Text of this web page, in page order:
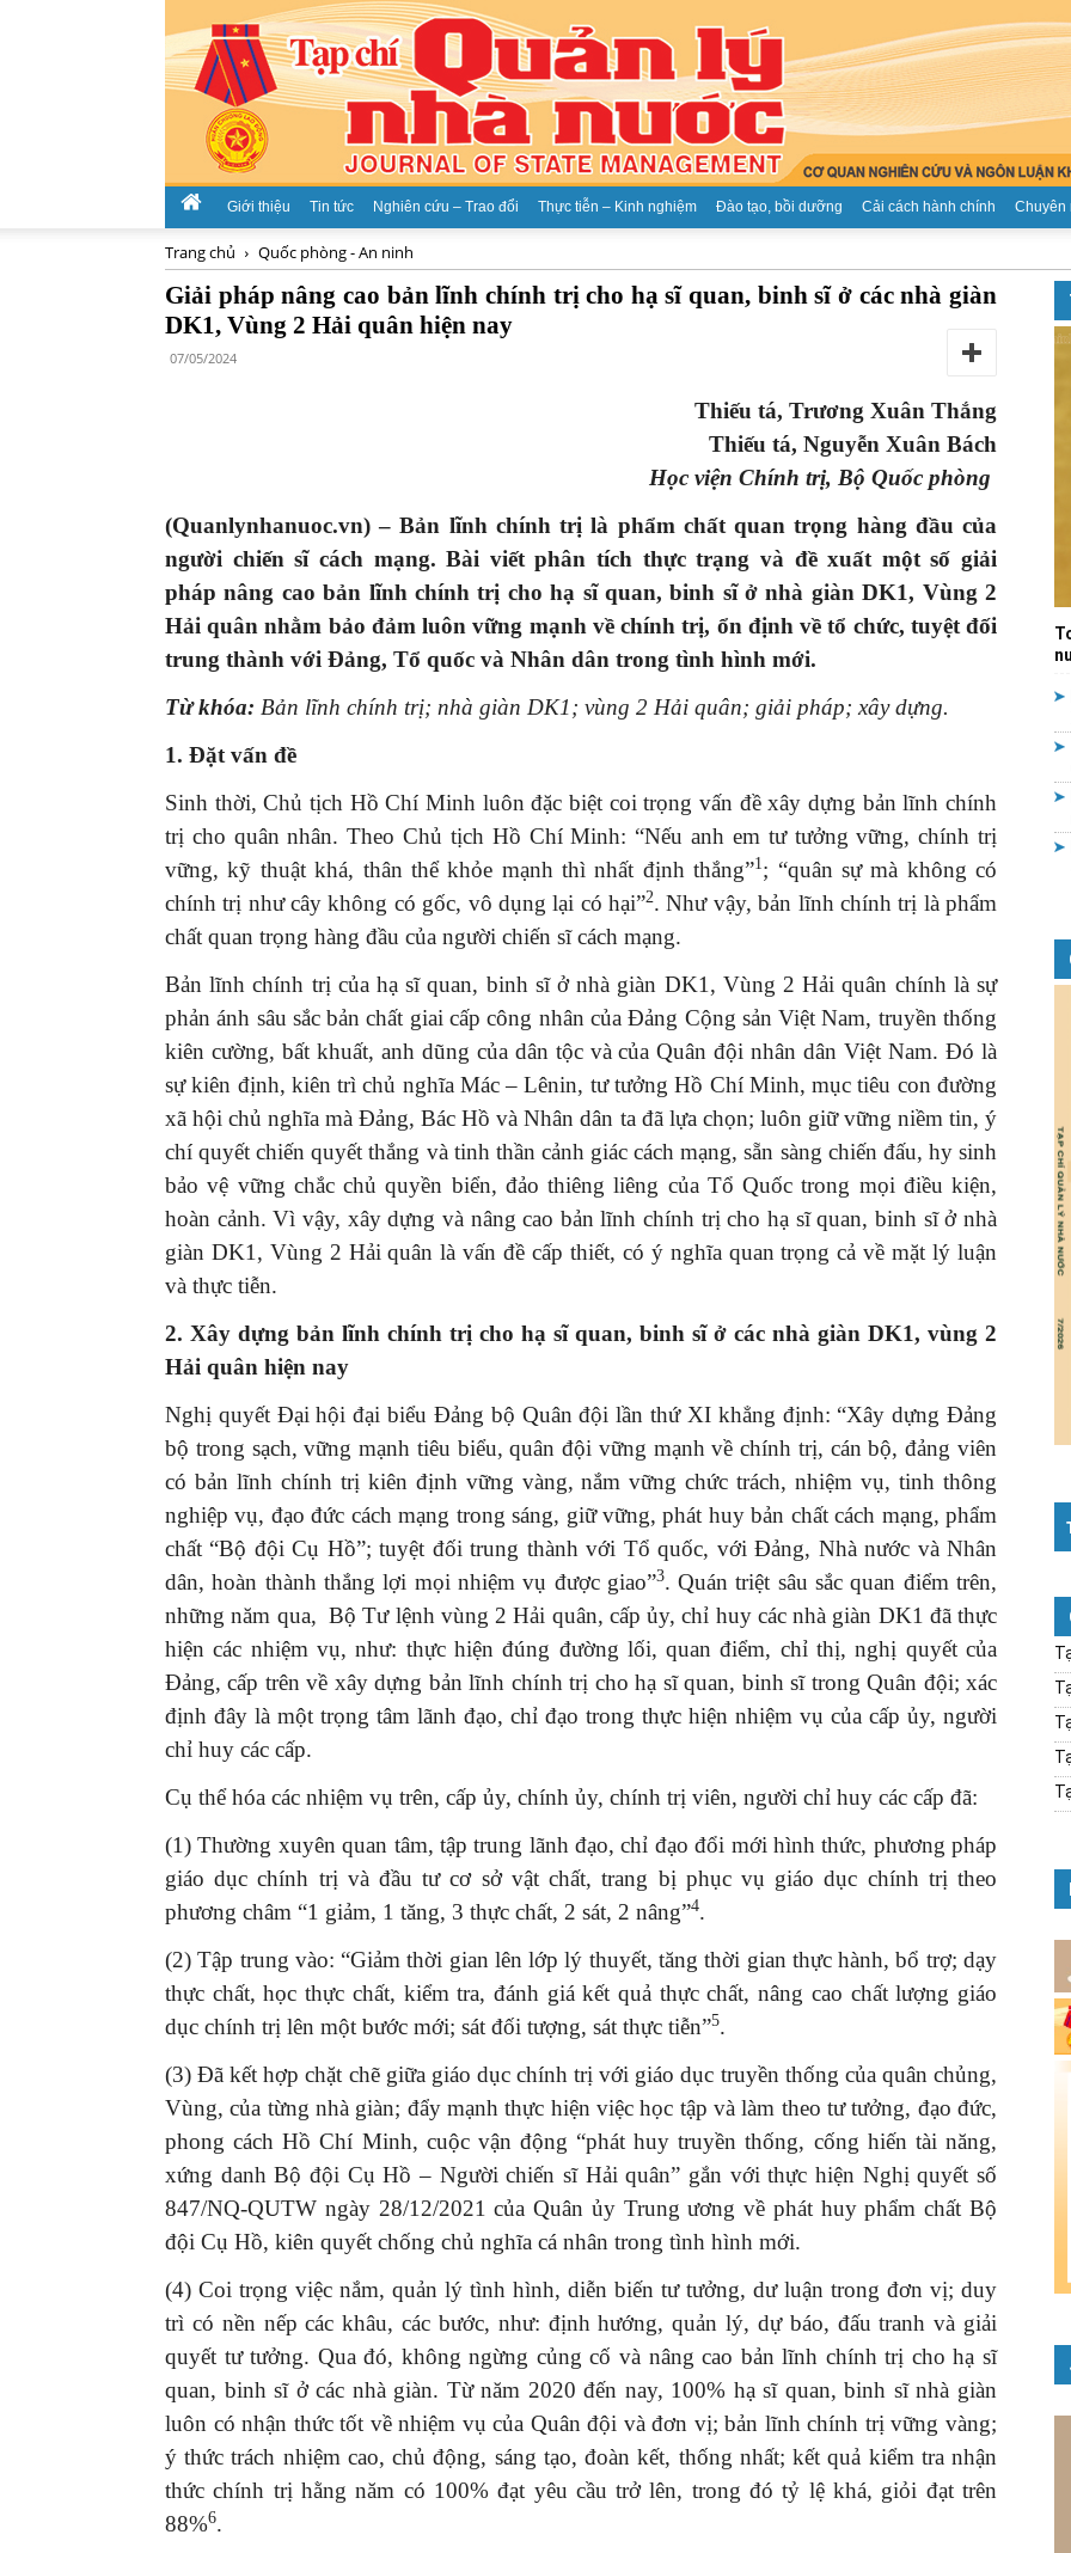
chí
Quản
nhà
nước
Giới thiệu Tin tức Nghiên cứu – Trao đổi Thực tiễn – Kinh nghiệm Đào tạo, bồi dưỡng Cải cách hành chính Chuyên
Trang chủ Quốc phòng - An ninh
Giải pháp nâng cao bản lĩnh chính trị cho hạ sĩ quan, binh sĩ ở các nhà giàn
DK1, Vùng 2 Hải quân hiện nay
07/05/2024
Thiếu tá, Trương Xuân Thắng
Thiếu tá, Nguyễn Xuân Bách
Học viện Chính trị, Bộ Quốc phòng
(Quanlynhanuoc.vn) –Bản lĩnh chính trị là phẩm chất quan trọng hàng đầu của
người chiến sĩ cách mạng. Bài viết phân tích thực trạng và đề xuất một số giải
pháp nâng cao bản lĩnh chính trị cho hạ sĩ quan, binh sĩở nhà giàn DK1, Vùng 2
Hải quân nhằm bảo đảm luôn vững mạnh về chính trị, ổn định về tổ chức, tuyệt đối
trung thành với Đảng, Tổ quốc và Nhân dân trong tình hình mới.
Từ khóa: Bản lĩnh chính trị; nhà giàn DK1; vùng 2 Hải quân; giải pháp; xây dựng.
1. Đặt vấn đề
Sinh thời, Chủ tịch Hồ Chí Minh luôn đặc biệt coi trọng vấn đề xây dựng bản lĩnh chính
trị cho quân nhân. Theo Chủ tịch Hồ Chí Minh: “Nếu anh em tư tưởng vững, chính trị
vững, kỹ thuật khá, thân thể khỏe mạnh thì nhất định thắng”1; “quân sự mà không có
chính trị như cây không có gốc, vô dụng lại có hại”2. Như vậy, bản lĩnh chính trị là phẩm
chất quan trọng hàng đầu của người chiến sĩ cách mạng.
Bản lĩnh chính trị của hạ sĩ quan, binh sĩ ở nhà giàn DK1, Vùng 2 Hải quân chính là sự
phản ánh sâu sắc bản chất giai cấp công nhân của Đảng Cộng sản Việt Nam, truyền thống
kiên cường, bất khuất, anh dũng của dân tộc và của Quân đội nhân dân Việt Nam. Đó là
sự kiên định, kiên trì chủ nghĩa Mác – Lênin, tư tưởng Hồ Chí Minh, mục tiêu con đường
xã hội chủ nghĩa mà Đảng, Bác Hồ và Nhân dân ta đã lựa chọn; luôn giữ vững niềm tin, ý
chí quyết chiến quyết thắng và tinh thần cảnh giác cách mạng, sẵn sàng chiến đấu, hy sinh
bảo vệ vững chắc chủ quyền biển, đảo thiêng liêng của Tổ Quốc trong mọi điều kiện,
hoàn cảnh. Vì vậy, xây dựng và nâng cao bản lĩnh chính trị cho hạ sĩ quan, binh sĩ ở nhà
giàn DK1, Vùng 2 Hải quân là vấn đề cấp thiết, có ý nghĩa quan trọng cả về mặt lý luận
và thực tiễn.
2. Xây dựng bản lĩnh chính trị cho hạ sĩ quan, binh sĩ ở các nhà giàn DK1, vùng 2
Hải quân hiện nay
Nghị quyết Đại hội đại biểu Đảng bộ Quân đội lần thứ XI khẳng định: “Xây dựng Đảng
bộ trong sạch, vững mạnh tiêu biểu, quân đội vững mạnh về chính trị, cán bộ, đảng viên
có bản lĩnh chính trị kiên định vững vàng, nắm vững chức trách, nhiệm vụ, tinh thông
nghiệp vụ, đạo đức cách mạng trong sáng, giữ vững, phát huy bản chất cách mạng, phẩm
chất “Bộ đội Cụ Hồ”; tuyệt đối trung thành với Tổ quốc, với Đảng, Nhà nước và Nhân
dân, hoàn thành thắng lợi mọi nhiệm vụ được giao”3. Quán triệt sâu sắc quan điểm trên,
những năm qua, Bộ Tư lệnh vùng 2 Hải quân, cấp ủy, chỉ huy các nhà giàn DK1 đã thực
hiện các nhiệm vụ, như: thực hiện đúng đường lối, quan điểm, chỉ thị, nghị quyết của
Đảng, cấp trên về xây dựng bản lĩnh chính trị cho hạ sĩ quan, binh sĩ trong Quân đội; xác
định đây là một trọng tâm lãnh đạo, chỉ đạo trong thực hiện nhiệm vụ của cấp ủy, người
chỉ huy các cấp.
Cụ thể hóa các nhiệm vụ trên, cấp ủy, chính ủy, chính trị viên, người chỉ huy các cấp đã:
(1) Thường xuyên quan tâm, tập trung lãnh đạo, chỉ đạo đổi mới hình thức, phương pháp
giáo dục chính trị và đầu tư cơ sở vật chất, trang bị phục vụ giáo dục chính trị theo
phương châm “1 giảm, 1 tăng, 3 thực chất, 2 sát, 2 nâng”4.
(2) Tập trung vào: “Giảm thời gian lên lớp lý thuyết, tăng thời gian thực hành, bổ trợ; dạy
thực chất, học thực chất, kiểm tra, đánh giá kết quả thực chất, nâng cao chất lượng giáo
dục chính trị lên một bước mới; sát đối tượng, sát thực tiễn”5.
(3) Đã kết hợp chặt chẽ giữa giáo dục chính trị với giáo dục truyền thống của quân chủng,
Vùng, của từng nhà giàn; đẩy mạnh thực hiện việc học tập và làm theo tư tưởng, đạo đức,
phong cách Hồ Chí Minh, cuộc vận động “phát huy truyền thống, cống hiến tài năng,
xứng danh Bộ đội Cụ Hồ – Người chiến sĩ Hải quân” gắn với thực hiện Nghị quyết số
847/NQ-QUTW ngày 28/12/2021 của Quân ủy Trung ương về phát huy phẩm chất Bộ
đội Cụ Hồ, kiên quyết chống chủ nghĩa cá nhân trong tình hình mới.
(4) Coi trọng việc nắm, quản lý tình hình, diễn biến tư tưởng, dư luận trong đơn vị; duy
trì có nền nếp các khâu, các bước, như: định hướng, quản lý, dự báo, đấu tranh và giải
quyết tư tưởng. Qua đó, không ngừng củng cố và nâng cao bản lĩnh chính trị cho hạ sĩ
quan, binh sĩ ở các nhà giàn. Từ năm 2020 đến nay, 100% hạ sĩ quan, binh sĩ nhà giàn
luôn có nhận thức tốt về nhiệm vụ của Quân đội và đơn vị; bản lĩnh chính trị vững vàng;
ý thức trách nhiệm cao, chủ động, sáng tạo, đoàn kết, thống nhất; kết quả kiểm tra nhận
thức chính trị hằng năm có 100% đạt yêu cầu trở lên, trong đó tỷ lệ khá, giỏi đạt trên
88%6.